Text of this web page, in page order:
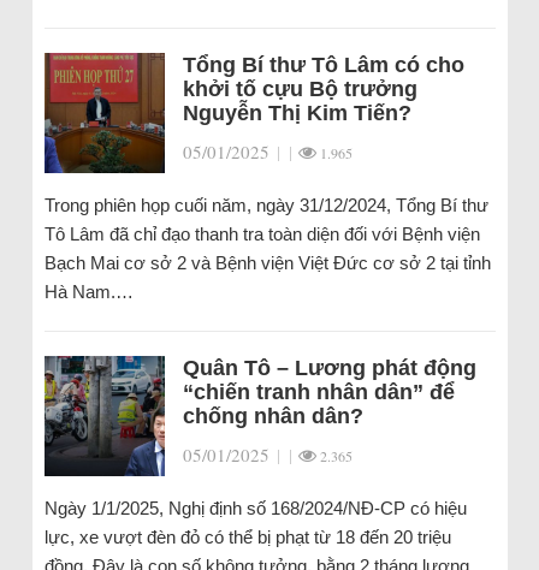
Tổng Bí thư Tô Lâm có cho
khởi tố cựu Bộ trưởng
Nguyễn Thị Kim Tiến?
05/01/2025 | | 1.965
Trong phiên họp cuối năm, ngày 31/12/2024, Tổng Bí thư
Tô Lâm đã chỉ đạo thanh tra toàn diện đối với Bệnh viện
Bạch Mai cơ sở 2 và Bệnh viện Việt Đức cơ sở 2 tại tỉnh
Hà Nam.…
Quân Tô – Lương phát động
“chiến tranh nhân dân” để
chống nhân dân?
05/01/2025 | | 2.365
Ngày 1/1/2025, Nghị định số 168/2024/NĐ-CP có hiệu
lực, xe vượt đèn đỏ có thể bị phạt từ 18 đến 20 triệu
đồng. Đây là con số không tưởng, bằng 2 tháng lương